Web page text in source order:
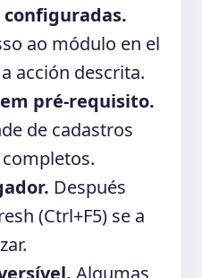
configuradas.
ao módulo en el
acción descrita.
pré-requisito.
de cadastros
Después
(Ctrl+F5) se a
Algumas